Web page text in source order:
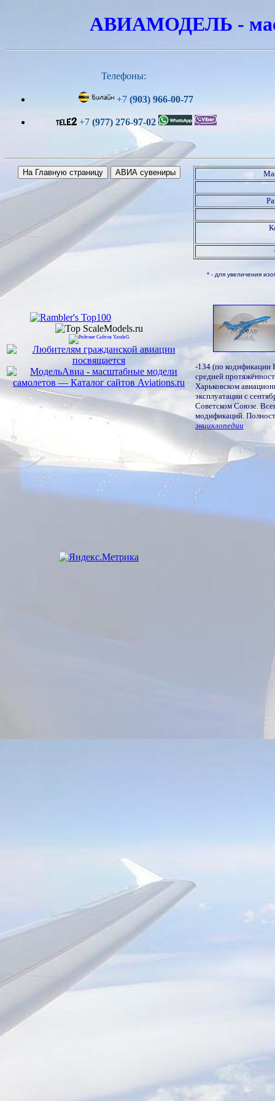
АВИАМОДЕЛЬ -
Телефоны:
+7 (903) 966-00-77
+7 (977) 276-97-02
* - для увеличения
-134 (по
средней
Харьковском
эксплуатации с
Советском Союзе.
модификаций.
энциклопедии